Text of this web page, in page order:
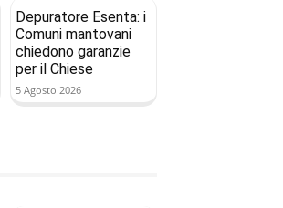
Depuratore Esenta: i
Comuni mantovani
chiedono garanzie
per il Chiese
5 Agosto 2026